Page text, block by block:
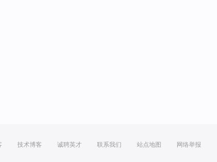
技术博客 诚聘英才 联系我们 站点地图 网络举报